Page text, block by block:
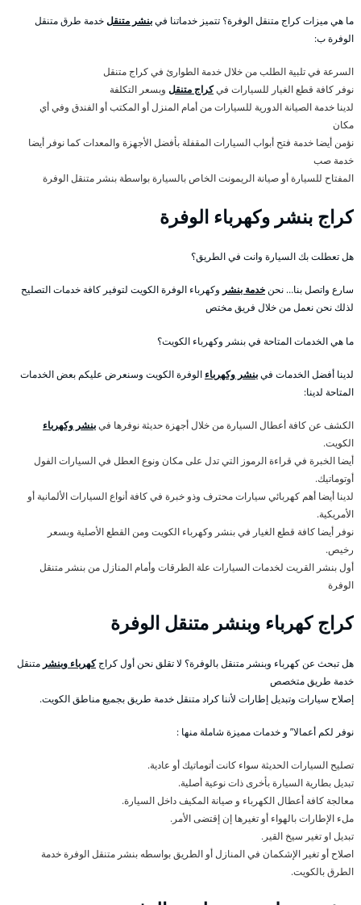
ما هي ميزات كراج متنقل الوفرة؟ تتميز خدماتنا فيبنشر متنقلخدمة طرق متنقل
الوفرة ب:
السرعة في تلبية الطلب من خلال خدمة الطوارئ في كراج متنقل
نوفر كافة قطع الغيار للسيارات فيكراج متنقل وبسعر التكلفة
لدينا خدمة الصيانة الدورية للسيارات من أمام المنزل أو المكتب أو الفندق وفي أي
مكان
نؤمن أيضا خدمة فتح أبواب السيارات المقفلة بأفضل الأجهزة والمعدات كما نوفر أيضا
خدمة صب
المفتاح للسيارة أو صيانة الريمونت الخاص بالسيارة بواسطة بنشر متنقل الوفرة
كراج بنشر وكهرباء الوفرة
هل تعطلت بك السيارة وانت في الطريق؟
سارع واتصل بنا… نحنخدمة بنشر وكهرباء الوفرة الكويت لتوفير كافة خدمات التصليح
لذلك نحن نعمل من خلال فريق مختص
ما هي الخدمات المتاحة في بنشر وكهرباء الكويت؟
لدينا أفضل الخدمات فيبنشر وكهرباء الوفرة الكويت وسنعرض عليكم بعض الخدمات
المتاحة لدينا:
الكشف عن كافة أعطال السيارة من خلال أجهزة حديثة نوفرها فيبنشر وكهرباء
الكويت.
أيضا الخبرة في قراءة الرموز التي تدل على مكان ونوع العطل في السيارات الفول
أوتوماتيك.
لدينا أيضا أهم كهربائي سيارات محترف وذو خبرة في كافة أنواع السيارات الألمانية أو
الأمريكية.
نوفر أيضا كافة قطع الغيار في بنشر وكهرباء الكويت ومن القطع الأصلية وبسعر
رخيص.
أول بنشر القريت لخدمات السيارات علة الطرقات وأمام المنازل من بنشر متنقل
الوفرة
كراج كهرباء وبنشر متنقل الوفرة
هل تبحث عن كهرباء وبنشر متنقل بالوفرة؟ لا تقلق نحن أول كراجكهرباء وبنشر متنقل
خدمة طريق متخصص
إصلاح سيارات وتبديل إطارات لأننا كراد متنقل خدمة طريق بجميع مناطق الكويت.
نوفر لكم أعمالا” و خدمات مميزة شاملة منها :
تصليح السيارات الحديثة سواء كانت أتوماتيك أو عادية.
تبديل بطارية السيارة بأخرى ذات نوعية أصلية.
معالجة كافة أعطال الكهرباء و صيانة المكيف داخل السيارة.
ملء الإطارات بالهواء أو تغيرها إن إقتضى الأمر.
تبديل او تغير سيخ القير.
اصلاح أو تغير الإشكمان في المنازل أو الطريق بواسطه بنشر متنقل الوفرة خدمة
الطرق بالكويت.